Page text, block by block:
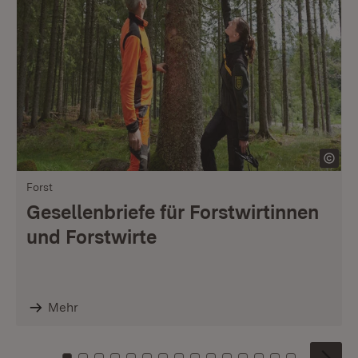
Forst
Gesellenbriefe für Forstwirtinnen
und Forstwirte
Mehr